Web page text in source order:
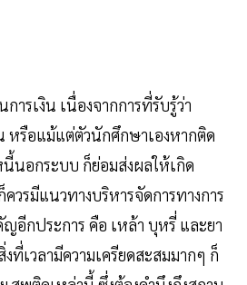
ารเงิน เนื่องจากการที่รับรู้ว่า
หรือแม้แต่ตัวนักศึกษาเองหากติด
อกระบบ ก็ย่อมส่งผลให้เกิด
ควรมีแนวทางบริหารจัดการทางการ
อีกประการ คือ เหล้า บุหรี่ และยา
เวลามีความเครียดสะสมมากๆ ก็